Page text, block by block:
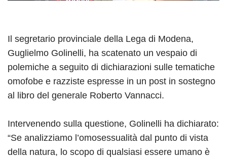
Il segretario provinciale della Lega di Modena,
Guglielmo Golinelli, ha scatenato un vespaio di
polemiche a seguito di dichiarazioni sulle tematiche
omofobe e razziste espresse in un post in sostegno
al libro del generale Roberto Vannacci.
Intervenendo sulla questione, Golinelli ha dichiarato:
“Se analizziamo l’omosessualità dal punto di vista
della natura, lo scopo di qualsiasi essere umano è